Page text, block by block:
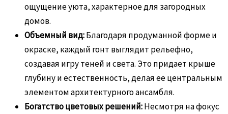
ощущение уюта, характерное для загородных
домов.
Объемный вид:Благодаря продуманной форме и
окраске, каждый гонт выглядит рельефно,
создавая игру теней и света. Это придает крыше
глубину и естественность, делая ее центральным
элементом архитектурного ансамбля.
Богатство цветовых решений:Несмотря на фокус